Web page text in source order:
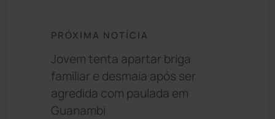
PRÓXIMA NOTÍCIA
Jovem tenta apartar briga
familiar e desmaia após ser
agredida com paulada em
Guanambi